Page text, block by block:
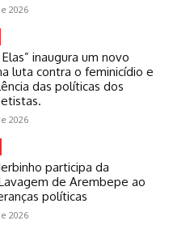
2026
inaugura um novo
luta contra o feminicídio e
das políticas dos
2026
participa da
de Arembepe ao
políticas
2026